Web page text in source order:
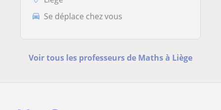
Se déplace chez vous
Voir tous les professeurs de Maths à Liège